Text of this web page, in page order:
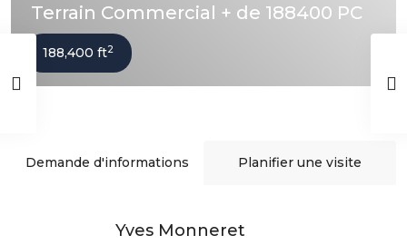
Terrain Commercial + de 188400 PC
188,400 ft2
Demande d'informations Planifier une visite
Yves Monneret